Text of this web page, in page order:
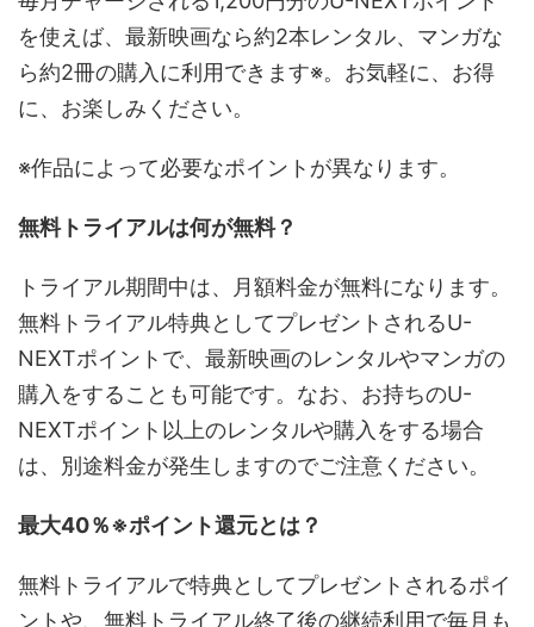
を使えば、最新映画なら約2本レンタル、マンガな
ら約2冊の購入に利用できます※。お気軽に、お得
に、お楽しみください。
※作品によって必要なポイントが異なります。
無料トライアルは何が無料？
トライアル期間中は、月額料金が無料になります。
無料トライアル特典としてプレゼントされるU-
NEXTポイントで、最新映画のレンタルやマンガの
購入をすることも可能です。なお、お持ちのU-
NEXTポイント以上のレンタルや購入をする場合
は、別途料金が発生しますのでご注意ください。
最大40％※ポイント還元とは？
無料トライアルで特典としてプレゼントされるポイ
ントや、無料トライアル終了後の継続利用で毎月も